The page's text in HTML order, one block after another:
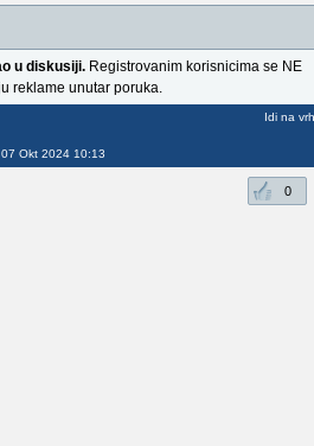
u diskusiji.Registrovanim korisnicima se NE
reklame unutar poruka.
Okt 2024 10:13
Idi na vrh
0